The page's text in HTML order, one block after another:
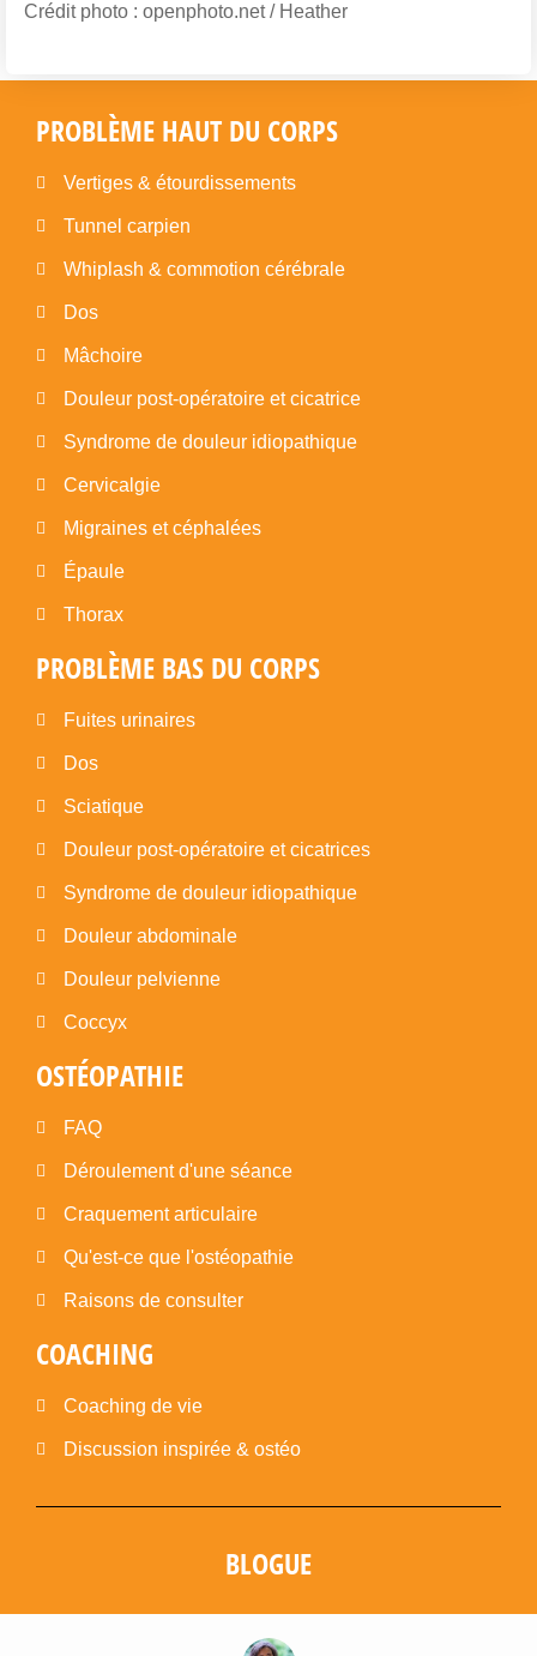
Crédit photo : openphoto.net / Heather
PROBLÈME HAUT DU CORPS
Vertiges & étourdissements
Tunnel carpien
Whiplash & commotion cérébrale
Dos
Mâchoire
Douleur post-opératoire et cicatrice
Syndrome de douleur idiopathique
Cervicalgie
Migraines et céphalées
Épaule
Thorax
PROBLÈME BAS DU CORPS
Fuites urinaires
Dos
Sciatique
Douleur post-opératoire et cicatrices
Syndrome de douleur idiopathique
Douleur abdominale
Douleur pelvienne
Coccyx
OSTÉOPATHIE
FAQ
Déroulement d'une séance
Craquement articulaire
Qu'est-ce que l'ostéopathie
Raisons de consulter
COACHING
Coaching de vie
Discussion inspirée & ostéo
BLOGUE